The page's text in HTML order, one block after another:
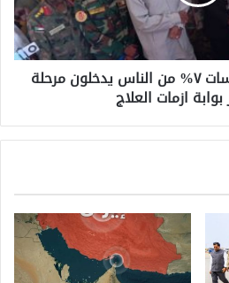
زكاة النيل الابيض : دراسات ٧% من الناس يدخلون مرحلة
بوابة ازمات العلاج